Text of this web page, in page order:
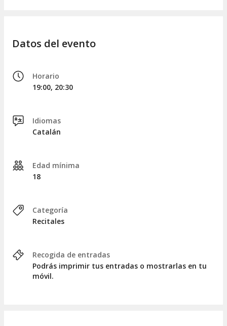
Datos del evento
Horario
19:00, 20:30
Idiomas
Catalán
Edad mínima
18
Categoría
Recitales
Recogida de entradas
Podrás imprimir tus entradas o mostrarlas en tu
móvil.